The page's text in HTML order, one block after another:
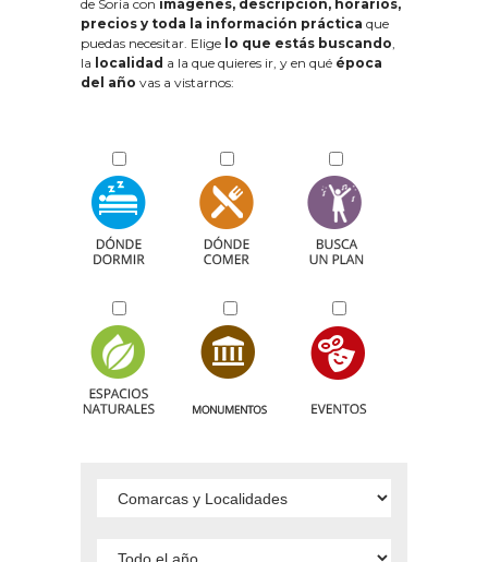
de Soria con imágenes, descripción, horarios,
precios y toda la información práctica que
puedas necesitar. Elige lo que estás buscando,
la localidad a la que quieres ir, y en qué época
del año vas a vistarnos: